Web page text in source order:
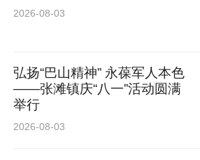
2026-08-03
弘扬“巴山精神” 永葆军人本色
——张滩镇庆“八一”活动圆满
举行
2026-08-03